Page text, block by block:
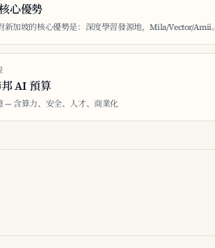
心優勢
新加坡的核心優勢是：深度學習發源地，Mila/Vector/Amii。
AI 預算
— 含算力、安全、人才、商業化